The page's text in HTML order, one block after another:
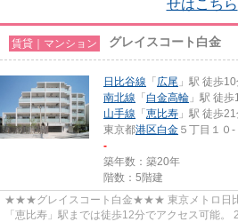
せはこちら
賃貸｜マンション グレイスコート白金
日比谷線 「 広尾 」駅 徒歩
南北線 「 白金高輪 」駅 徒
山手線 「 恵比寿 」駅 徒歩
東京都港区白金 ５丁目１０-
-
築年数：築20年
階数：5階建
★★★グレイスコート白金★★★ 東京メトロ日比
「恵比寿」駅までは徒歩12分でアクセス可能